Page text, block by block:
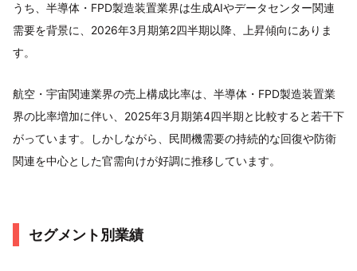
うち、半導体・FPD製造装置業界は生成AIやデータセンター関連
需要を背景に、2026年3月期第2四半期以降、上昇傾向にありま
す。
航空・宇宙関連業界の売上構成比率は、半導体・FPD製造装置業
界の比率増加に伴い、2025年3月期第4四半期と比較すると若干下
がっています。しかしながら、民間機需要の持続的な回復や防衛
関連を中心とした官需向けが好調に推移しています。
セグメント別業績